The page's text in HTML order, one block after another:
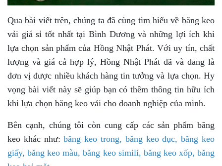
Qua bài viết trên, chúng ta đã cùng tìm hiểu về băng keo
vải giá sỉ tốt nhất tại Bình Dương và những lợi ích khi
lựa chọn sản phẩm của Hồng Nhật Phát. Với uy tín, chất
lượng và giá cả hợp lý, Hồng Nhật Phát đã và đang là
đơn vị được nhiều khách hàng tin tưởng và lựa chọn. Hy
vọng bài viết này sẽ giúp bạn có thêm thông tin hữu ích
khi lựa chọn băng keo vải cho doanh nghiệp của mình.
Bên cạnh, chúng tôi còn cung cấp các sản phẩm băng
keo khác như:băng keo trong, băng keo đục, băng keo
giấy,băng keo màu, băng keo simili, băng keo xốp,băng